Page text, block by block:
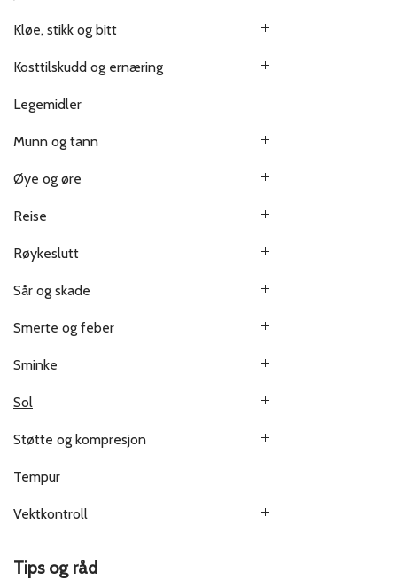
Kløe, stikk og bitt
Kosttilskudd og ernæring
Legemidler
Munn og tann
Øye og øre
Reise
Røykeslutt
Sår og skade
Smerte og feber
Sminke
Sol
Støtte og kompresjon
Tempur
Vektkontroll
Tips og råd